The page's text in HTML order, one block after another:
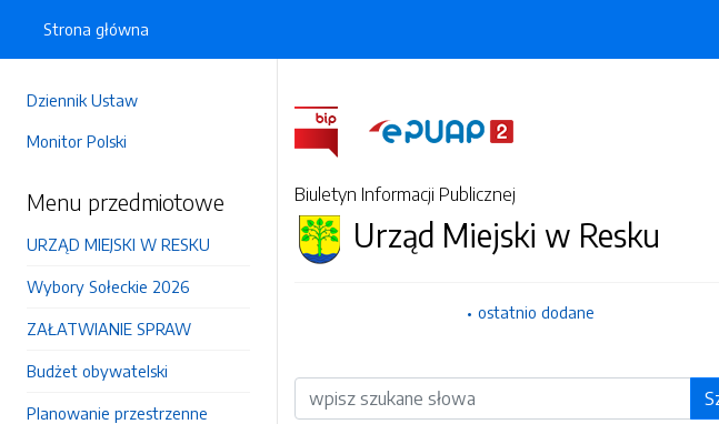
Dziennik Ustaw
Monitor Polski
Menu przedmiotowe
URZĄD MIEJSKI W RESKU
Wybory Sołeckie 2026
ZAŁATWIANIE SPRAW
Budżet obywatelski
Planowanie przestrzenne
Strona główna
Biuletyn Informacji Publicznej
Urząd Miejski w Resku
ostatnio dodane
Wyszukiwarka